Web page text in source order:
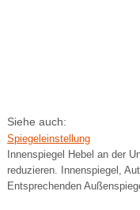
Siehe auch:
Spiegeleinstellung
Innenspiegel Hebel an der
reduzieren. Innenspiegel,
Entsprechenden